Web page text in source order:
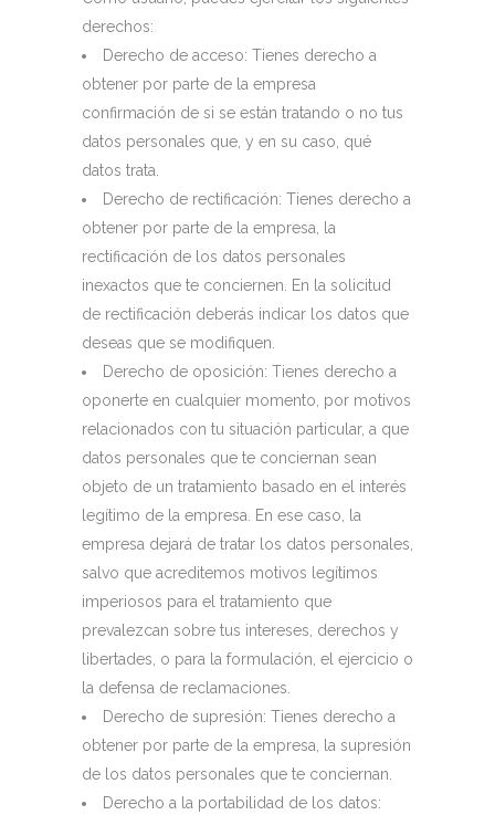
derechos:
Derecho de acceso: Tienes derecho a
obtener por parte de la empresa
confirmación de si se están tratando o no tus
datos personales que, y en su caso, qué
datos trata.
Derecho de rectificación: Tienes derecho a
obtener por parte de la empresa, la
rectificación de los datos personales
inexactos que te conciernen. En la solicitud
de rectificación deberás indicar los datos que
deseas que se modifiquen.
Derecho de oposición: Tienes derecho a
oponerte en cualquier momento, por motivos
relacionados con tu situación particular, a que
datos personales que te conciernan sean
objeto de un tratamiento basado en el interés
legítimo de la empresa. En ese caso, la
empresa dejará de tratar los datos personales,
salvo que acreditemos motivos legítimos
imperiosos para el tratamiento que
prevalezcan sobre tus intereses, derechos y
libertades, o para la formulación, el ejercicio o
la defensa de reclamaciones.
Derecho de supresión: Tienes derecho a
obtener por parte de la empresa, la supresión
de los datos personales que te conciernan.
Derecho a la portabilidad de los datos: